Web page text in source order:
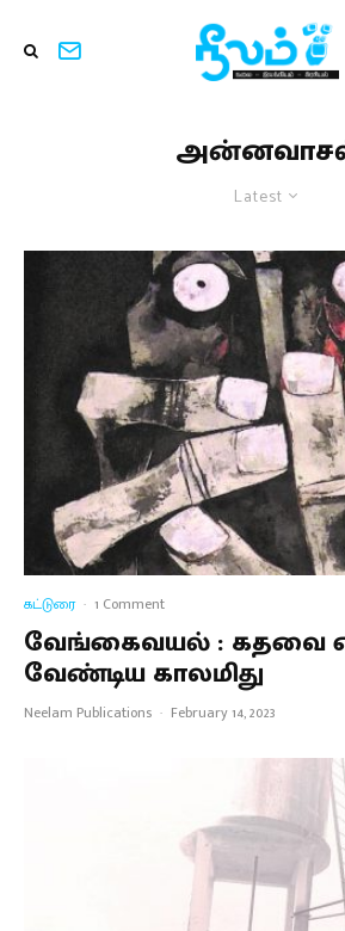
Latest
கட்டுரை · 1 Comment
வேங்கைவயல் : கதவை
வேண்டிய காலமிது
Neelam Publications · February 14, 2023